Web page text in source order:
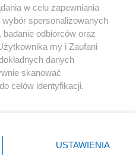
Instagram Youtube
w celu zapewniania
spersonalizowanych
odbiorców oraz
my i Zaufani
danych
skanować
celów identyfikacji.
ustawień prywatności
rogu strony
USTAWIENIA